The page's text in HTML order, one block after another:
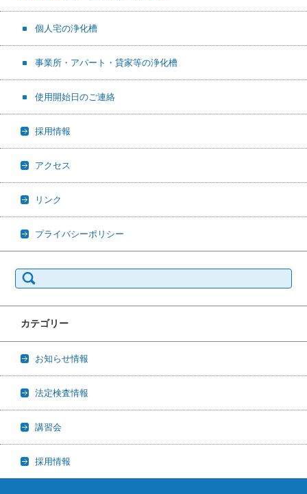
個人宅の浄化槽
事業所・アパート・貸家等の浄化槽
使用開始日のご連絡
採用情報
アクセス
リンク
プライバシーポリシー
検索:
カテゴリー
お知らせ情報
法定検査情報
講習会
採用情報